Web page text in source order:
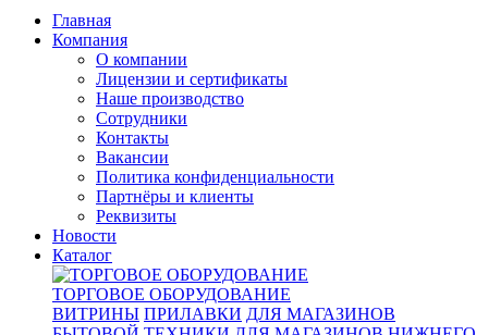
Главная
Компания
О компании
Лицензии и сертификаты
Наше производство
Сотрудники
Контакты
Вакансии
Политика конфиденциальности
Партнёры и клиенты
Реквизиты
Новости
Каталог
ТОРГОВОЕ ОБОРУДОВАНИЕ
ВИТРИНЫ ПРИЛАВКИ ДЛЯ МАГАЗИНОВ